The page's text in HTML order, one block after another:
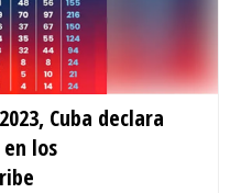
Cuba declara
los